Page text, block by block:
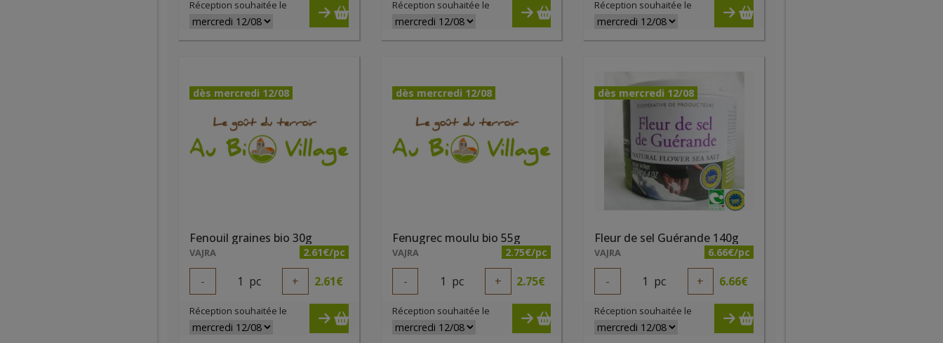
Réception souhaitée le Réception souhaitée le Réception souhaitée le
dès mercredi 12/08
Fenouil graines bio 30g
VAJRA 2.61€/pc
- 1 pc + 2.61€
Réception souhaitée le
dès mercredi 12/08
Fenugrec moulu bio 55g
VAJRA 2.75€/pc
- 1 pc + 2.75€
Réception souhaitée le
dès mercredi 12/08
Fleur de sel Guérande 140g
VAJRA 6.66€/pc
- 1 pc + 6.66€
Réception souhaitée le